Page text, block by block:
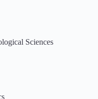
Sciences